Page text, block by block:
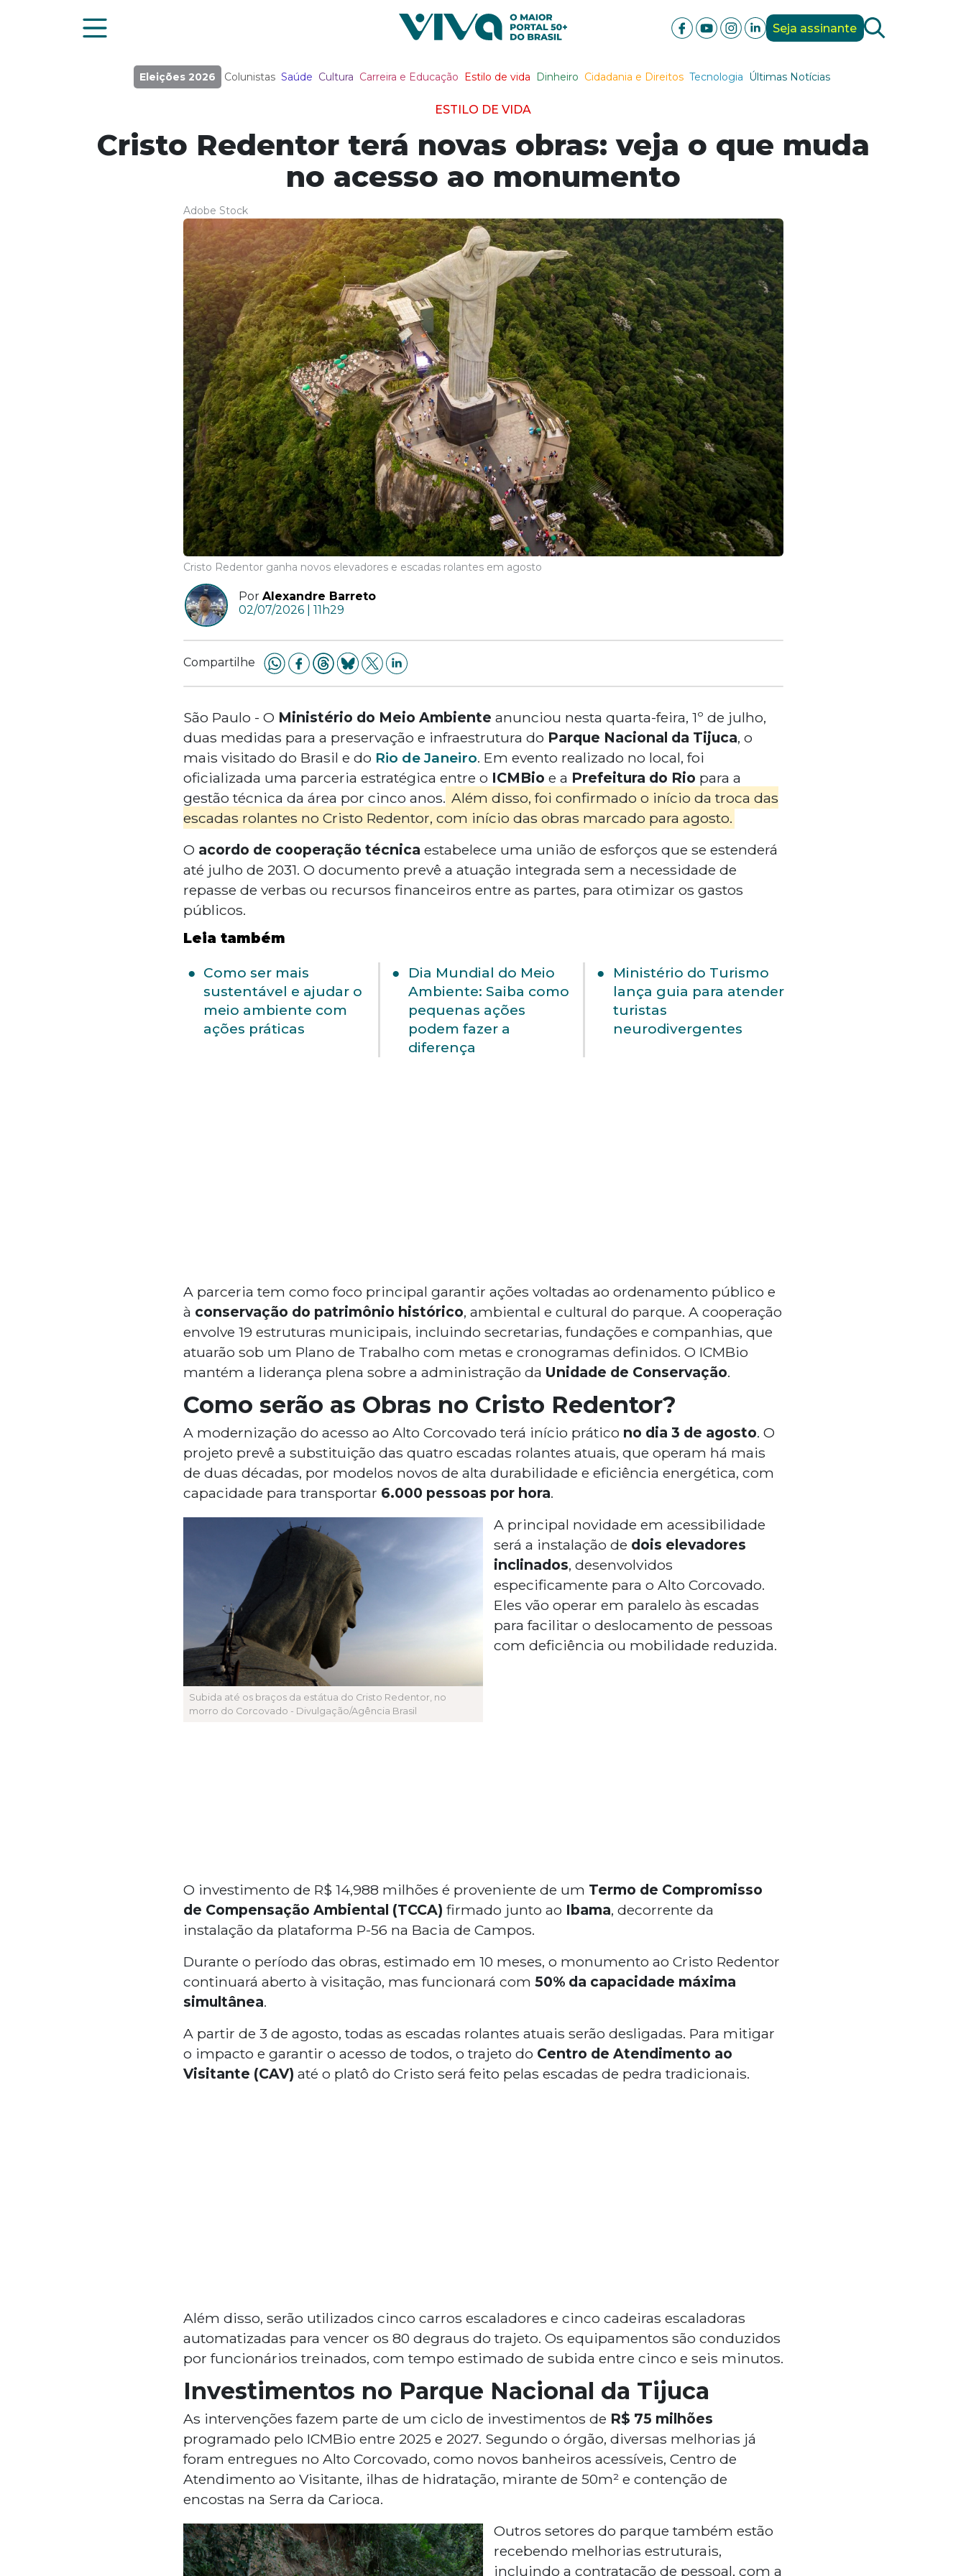
Seja assinante
Eleições 2026 Colunistas Saúde Cultura Carreira e Educação Estilo de vida Dinheiro Cidadania e Direitos Tecnologia Últimas Notícias
ESTILO DE VIDA
Cristo Redentor terá novas obras: veja o que muda
no acesso ao monumento
Adobe Stock
Cristo Redentor ganha novos elevadores e escadas rolantes em agosto
Por Alexandre Barreto
02/07/2026 | 11h29
Compartilhe
São Paulo - O Ministério do Meio Ambiente anunciou nesta quarta-feira, 1º de julho,
duas medidas para a preservação e infraestrutura do Parque Nacional da Tijuca, o
mais visitado do Brasil e do Rio de Janeiro. Em evento realizado no local, foi
oficializada uma parceria estratégica entre o ICMBio e a Prefeitura do Rio para a
gestão técnica da área por cinco anos. Além disso, foi confirmado o início da troca das
escadas rolantes no Cristo Redentor, com início das obras marcado para agosto.
O acordo de cooperação técnica estabelece uma união de esforços que se estenderá
até julho de 2031. O documento prevê a atuação integrada sem a necessidade de
repasse de verbas ou recursos financeiros entre as partes, para otimizar os gastos
públicos.
Leia também
Como ser mais
sustentável e ajudar o
meio ambiente com
ações práticas
Dia Mundial do Meio
Ambiente: Saiba como
pequenas ações
podem fazer a
diferença
Ministério do Turismo
lança guia para atender
turistas
neurodivergentes
A parceria tem como foco principal garantir ações voltadas ao ordenamento público e
à conservação do patrimônio histórico, ambiental e cultural do parque. A cooperação
envolve 19 estruturas municipais, incluindo secretarias, fundações e companhias, que
atuarão sob um Plano de Trabalho com metas e cronogramas definidos. O ICMBio
mantém a liderança plena sobre a administração da Unidade de Conservação.
Como serão as Obras no Cristo Redentor?
A modernização do acesso ao Alto Corcovado terá início prático no dia 3 de agosto. O
projeto prevê a substituição das quatro escadas rolantes atuais, que operam há mais
de duas décadas, por modelos novos de alta durabilidade e eficiência energética, com
capacidade para transportar 6.000 pessoas por hora.
Subida até os braços da estátua do Cristo Redentor, no
morro do Corcovado - Divulgação/Agência Brasil
A principal novidade em acessibilidade
será a instalação de dois elevadores
inclinados, desenvolvidos
especificamente para o Alto Corcovado.
Eles vão operar em paralelo às escadas
para facilitar o deslocamento de pessoas
com deficiência ou mobilidade reduzida.
O investimento de R$ 14,988 milhões é proveniente de um Termo de Compromisso
de Compensação Ambiental (TCCA) firmado junto ao Ibama, decorrente da
instalação da plataforma P-56 na Bacia de Campos.
Durante o período das obras, estimado em 10 meses, o monumento ao Cristo Redentor
continuará aberto à visitação, mas funcionará com 50% da capacidade máxima
simultânea.
A partir de 3 de agosto, todas as escadas rolantes atuais serão desligadas. Para mitigar
o impacto e garantir o acesso de todos, o trajeto do Centro de Atendimento ao
Visitante (CAV) até o platô do Cristo será feito pelas escadas de pedra tradicionais.
Além disso, serão utilizados cinco carros escaladores e cinco cadeiras escaladoras
automatizadas para vencer os 80 degraus do trajeto. Os equipamentos são conduzidos
por funcionários treinados, com tempo estimado de subida entre cinco e seis minutos.
Investimentos no Parque Nacional da Tijuca
As intervenções fazem parte de um ciclo de investimentos de R$ 75 milhões
programado pelo ICMBio entre 2025 e 2027. Segundo o órgão, diversas melhorias já
foram entregues no Alto Corcovado, como novos banheiros acessíveis, Centro de
Atendimento ao Visitante, ilhas de hidratação, mirante de 50m² e contenção de
encostas na Serra da Carioca.
Outros setores do parque também estão
recebendo melhorias estruturais,
incluindo a contratação de pessoal, com a